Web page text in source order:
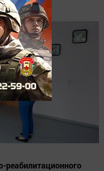
реабилитационного